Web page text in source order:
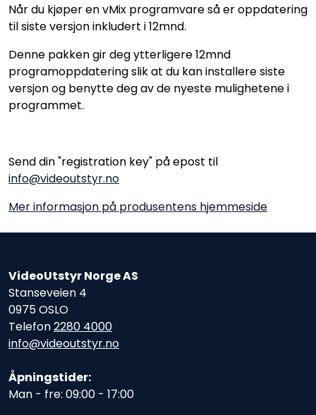
Når du kjøper en vMix programvare så er oppdatering
til siste versjon inkludert i 12mnd.
Denne pakken gir deg ytterligere 12mnd
programoppdatering slik at du kan installere siste
versjon og benytte deg av de nyeste mulighetene i
programmet.
Send din "registration key" på epost til
info@videoutstyr.no
Mer informasjon på produsentens hjemmeside
VideoUtstyr Norge AS
Stanseveien 4
0975 OSLO
Telefon2280 4000
info@videoutstyr.no
Åpningstider:
Man - fre: 09:00 - 17:00